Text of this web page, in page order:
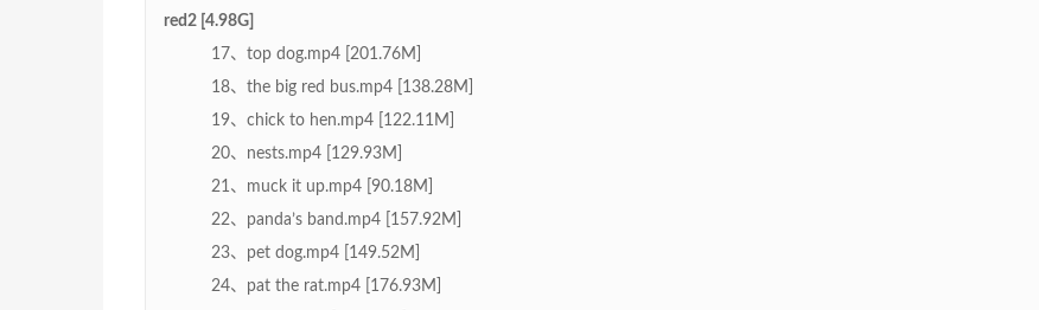
red2 [4.98G]
17、top dog.mp4 [201.76M]
18、the big red bus.mp4 [138.28M]
19、chick to hen.mp4 [122.11M]
20、nests.mp4 [129.93M]
21、muck it up.mp4 [90.18M]
22、panda’s band.mp4 [157.92M]
23、pet dog.mp4 [149.52M]
24、pat the rat.mp4 [176.93M]